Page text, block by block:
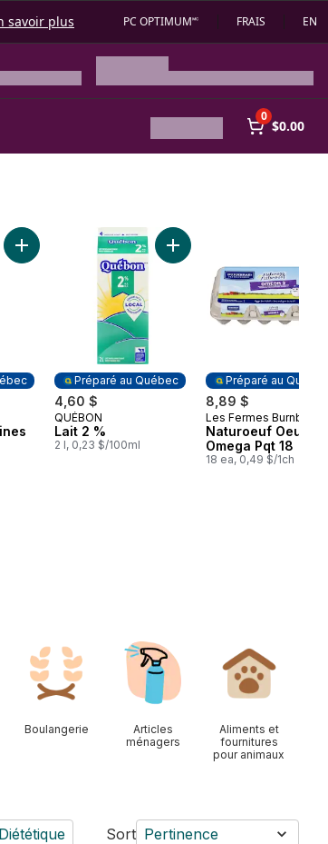
savoir plus PC OPTIMUM🅪 FRAIS EN
0
$0.00
écrémé 2 % au panier
Ajouter Bagels aux graines de sésame au panier
Préparé au Québec
4,60 $
Préparé au Québec
QUÉBON
Lait 2 %
2 l, 0,23 $/100ml
Ajouter Lait 2 % au panier
Préparé au
8,89 $
Préparé au
Les Fermes Burnbrae
Naturoeuf Oeufs
Omega Pqt 18
18 ea, 0,49 $/1ch
Boulangerie
Articles
ménagers
Aliments et
fournitures
pour animaux
Diététique Sort Pertinence